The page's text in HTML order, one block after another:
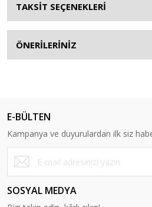
TAKSİT SEÇENEKLERİ
ÖNERİLERİNİZ
E-BÜLTEN
Kampanya ve duyurulardan ilk siz
SOSYAL MEDYA